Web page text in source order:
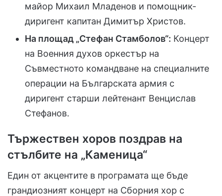
майор Михаил Младенов и помощник-
диригент капитан Димитър Христов.
На площад „Стефан Стамболов“: Концерт
на Военния духов оркестър на
Съвместното командване на специалните
операции на Българската армия с
диригент старши лейтенант Венцислав
Стефанов.
Тържествен хоров поздрав на
стълбите на „Каменица“
Един от акцентите в програмата ще бъде
грандиозният концерт на Сборния хор с